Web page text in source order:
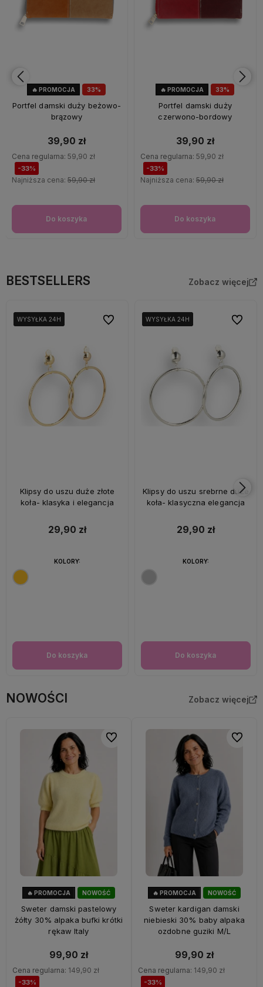
33%
OKAZJA
🔥 PROMOCJA
Portfel damski duży beżowo-
brązowy
39,90 zł
Cena regularna:59,90 zł
-33%
Najniższa cena:59,90 zł
Do koszyka
33%
🔥 PROMOCJA
Portfel damski duży
czerwono-bordowy
39,90 zł
Cena regularna: 59,90 zł
-33%
Najniższa cena: 59,90 zł
Do koszyka
BESTSELLERS Zobacz więcej
WYSYŁKA 24H
WYSYŁKA 24H
WYSYŁKA 24H
Klipsy do uszu duże złote
koła- klasyka i elegancja
29,90 zł
Do koszyka
KOLORY:
Do ulubionychWYSYŁKA 24H
WYSYŁKA 24H
WYSYŁKA 24H
Klipsy do uszu srebrne duże
koła- klasyczna elegancja
29,90 zł
Do koszyka
KOLORY:
Do
NOWOŚCI Zobacz więcej
NOWOŚĆ
🔥 PROMOCJA
Sweter damski pastelowy
żółty 30% alpaka bufki krótki
rękaw Italy
99,90 zł
Cena regularna: 149,90 zł
-33%
Do ulubionych
NOWOŚĆ
🔥 PROMOCJA
Sweter kardigan damski
niebieski 30% baby alpaka
ozdobne guziki M/L
99,90 zł
Cena regularna: 149,90 zł
-33%
Do